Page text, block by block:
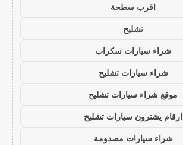
اقرب سطحة
تشليح
شراء سيارات سكراب
شراء سيارات تشليح
موقع شراء سيارات تشليح
ارقام يشترون سيارات تشليح
شراء سيارات مصدومة